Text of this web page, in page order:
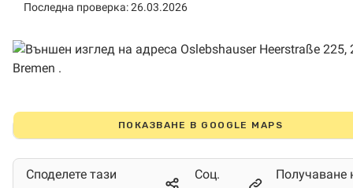
Последна проверка: 26.03.2026
ПОКАЗВАНЕ В GOOGLE MAPS
Споделете тази
Соц.
Получаване